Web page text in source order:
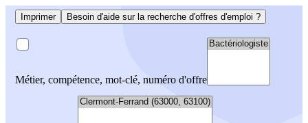
Imprimer Besoin d'aide sur la recherche d'offres d'emploi ?
Métier, compétence, mot-clé, numéro d'offre